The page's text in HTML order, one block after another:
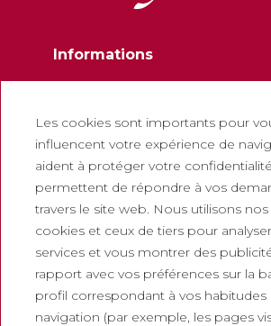
Informations
Newsletter
Travaillez avec nous
Foire aux questions
Billets touristiques
Politique de confidentialité
Politique de cookies
Les cookies sont importants pour
influencent votre expérience de
aident à protéger votre
permettent de répondre à vos
travers le site web. Nous utilisons
cookies et ceux de tiers pour
services et vous montrer des
rapport avec vos préférences sur la
profil correspondant à vos habitudes
navigation (par exemple, les pages